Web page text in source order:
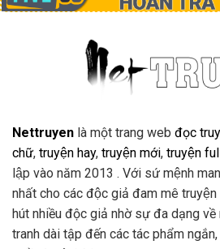
Nettruyen là một trang web đọc
chữ, truyện hay, truyện mới, truyện
lập vào năm 2013 . Với sứ mệnh
nhất cho các độc giả đam mê
hút nhiều độc giả nhờ sự đa dạng về
tranh dài tập đến các tác phẩm